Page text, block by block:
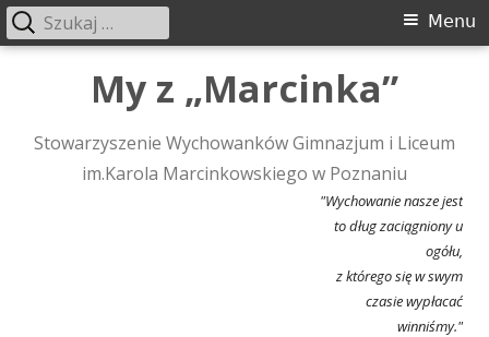
My z „Marcinka”
Stowarzyszenie Wychowanków Gimnazjum i Liceum
im.Karola Marcinkowskiego w Poznaniu
"Wychowanie nasze jest
to dług zaciągniony u
ogółu,
z którego się w swym
czasie wypłacać
winniśmy."
Menu
główne
Menu
Szukaj: